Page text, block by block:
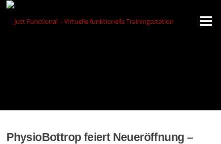
Zum
springen
Menü
PhysioBottrop feiert Neueröffnung –